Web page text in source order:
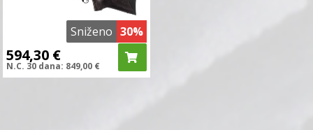
Sniženo 30%
594,30 €
N.C. 30 dana: 849,00 €